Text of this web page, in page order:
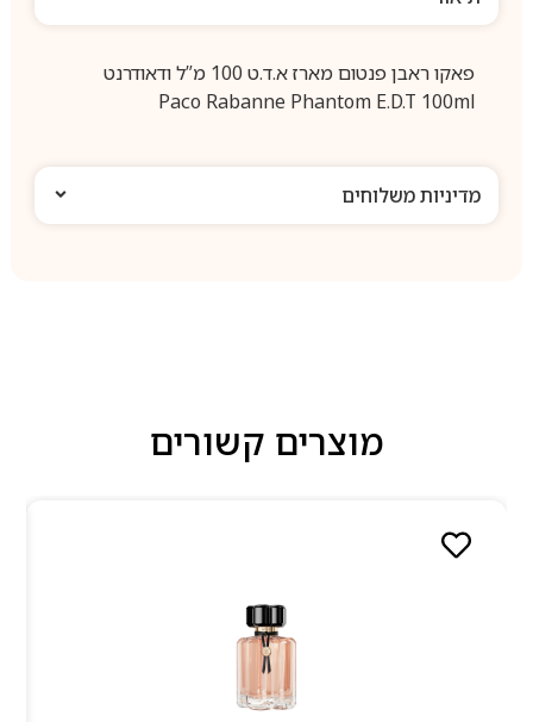
פאקו ראבן פנטום מארז א.ד.ט 100 מ”ל ודאודרנט
Paco Rabanne Phantom E.D.T 100ml
מדיניות משלוחים
מוצרים קשורים